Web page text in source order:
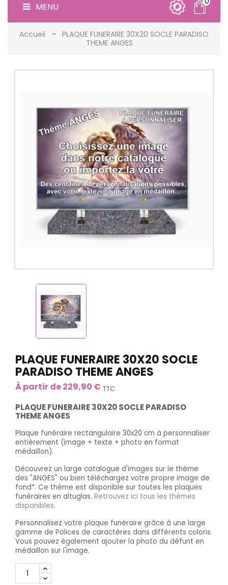
MENU
Accueil
PLAQUE FUNERAIRE 30X20 SOCLE PARADISO
THEME ANGES
PLAQUE FUNERAIRE 30X20 SOCLE
PARADISO THEME ANGES
À partir de 229,90 € TTC
PLAQUE FUNERAIRE 30X20 SOCLE PARADISO
THEME ANGES
Plaque funéraire rectangulaire 30x20 cm à personnaliser
entièrement (image + texte + photo en format
médaillon).
Découvrez un large catalogue d'images sur le thème
des "ANGES" ou bien téléchargez votre propre image de
fond*. Ce thème est disponible sur toutes les plaques
funéraires en altuglas. Retrouvez ici tous les thèmes
disponibles.
Personnalisez votre plaque funéraire grâce à une large
gamme de Polices de caractères dans différents coloris.
Vous pouvez également ajouter la photo du défunt en
médaillon sur l'image.